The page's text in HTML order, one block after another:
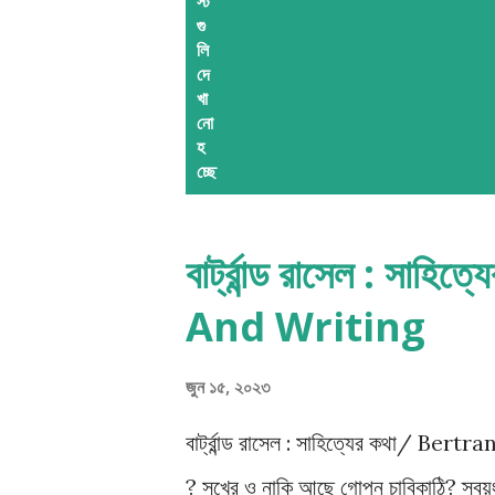
গু
লি
দে
খা
নো
হ
চ্ছে
বার্ট্রান্ড রাসেল :
And Writing
জুন ১৫, ২০২৩
বার্ট্রান্ড রাসেল : সাহিত্যের কথা/
? সুখের ও নাকি আছে গোপন চাবিকাঠি?